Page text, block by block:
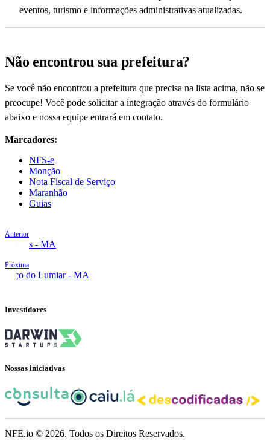
eventos, turismo e informações administrativas atualizadas.
Não encontrou sua prefeitura?
Se você não encontrou a prefeitura que precisa na lista acima, não se
preocupe! Você pode solicitar a integração através do formulário
abaixo e nossa equipe entrará em contato.
Marcadores:
NFS-e
Monção
Nota Fiscal de Serviço
Maranhão
Guias
Anterior
Matões - MA
Próxima
Paço do Lumiar - MA
Investidores
Nossas iniciativas
NFE.io © 2026. Todos os Direitos Reservados.